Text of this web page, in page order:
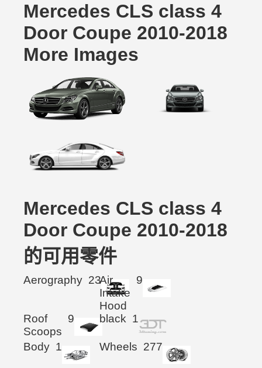
Mercedes CLS class 4
Door Coupe 2010-2018
More Images
Mercedes CLS class 4
Door Coupe 2010-2018
的可用零件
Aerography 23Air
Intake
Hood
9
Roof
Scoops
9 black 1
Body 1 Wheels 277